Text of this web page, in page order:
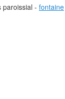
paroissial - fontaine